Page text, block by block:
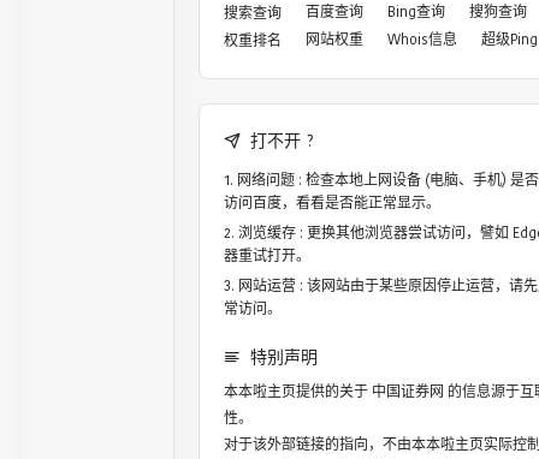
搜索查询
百度查询 Bing查询
搜狗查询
权重排名
网站权重 Whois信息 超级Ping
打不开 ?
网络问题 : 检查本地上网设备 (电脑、手机) 是
访问百度，看看是否能正常显示。
浏览缓存 : 更换其他浏览器尝试访问，譬如
器重试打开。
网站运营 : 该网站由于某些原因停止运营，请
常访问。
特别声明
本本啦主页提供的关于 中国证券网 的信息源于
性。
对于该外部链接的指向，不由本本啦主页实际控